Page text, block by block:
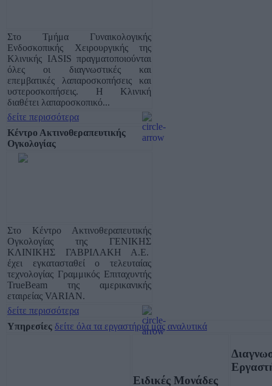
Στο Τμήμα Γυναικολογικής
Ενδοσκοπικής Χειρουργικής της
Κλινικής IASIS πραγματοποιούνται
όλες οι διαγνωστικές και
επεμβατικές λαπαροσκοπήσεις και
υστεροσκοπήσεις. Η Κλινική
διαθέτει λαπαροσκοπικό...
δείτε περισσότερα
Κέντρο Ακτινοθεραπευτικής
Ογκολογίας
Στο Κέντρο Ακτινοθεραπευτικής
Ογκολογίας της ΓΕΝΙΚΗΣ
ΚΛΙΝΙΚΗΣ ΓΑΒΡΙΛΑΚΗ Α.Ε.
έχει εγκατασταθεί ο τελευταίας
τεχνολογίας Γραμμικός Eπιταχυντής
TrueBeam της αμερικανικής
εταιρείας VARIAN.
δείτε περισσότερα
Υπηρεσίες δείτε όλα τα εργαστήριά μας αναλυτικά
Ειδικές Μονάδες